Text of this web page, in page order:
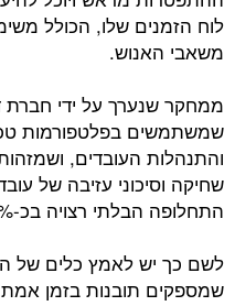
לוח הזמנים שלו, הכולל
משאבי האנוש.
ממחקר שנערך על ידי חברת
שמשתמשים בפלטפורמות
והתנהלות העובדים,
שחיקה וסיכוני עזיבה של
התחלופה הבלתי רצויה בכ-25%.
לשם כך יש לאמץ כלים של
שמספקים תובנות בזמן